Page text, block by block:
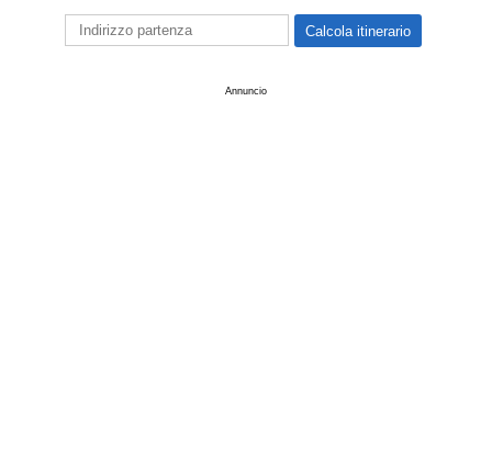
Annuncio